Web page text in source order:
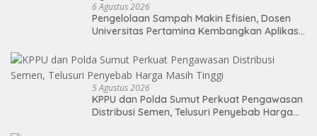
6 Agustus 2026
Pengelolaan Sampah Makin Efisien, Dosen
Universitas Pertamina Kembangkan Aplikasi
5 Agustus 2026
KPPU dan Polda Sumut Perkuat Pengawasan
Distribusi Semen, Telusuri Penyebab Harga